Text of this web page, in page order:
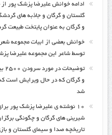
ادامه خوانش علیرضا پزشک پور
گلستان و گرگان و جاذبه های
و گرگان به عنوان پایتخت طبیعت
خوانش بعضی از ابیات مجموعه
توسط شاعر این مجموعه علیرضا
و گرگان که در حال ویرایش است
شد
۱۰ نوشته ی علیرضا پزشک پور
شیرینی های گرگان و چگونگی
تاریخچه صدا و سیمای گلستان و